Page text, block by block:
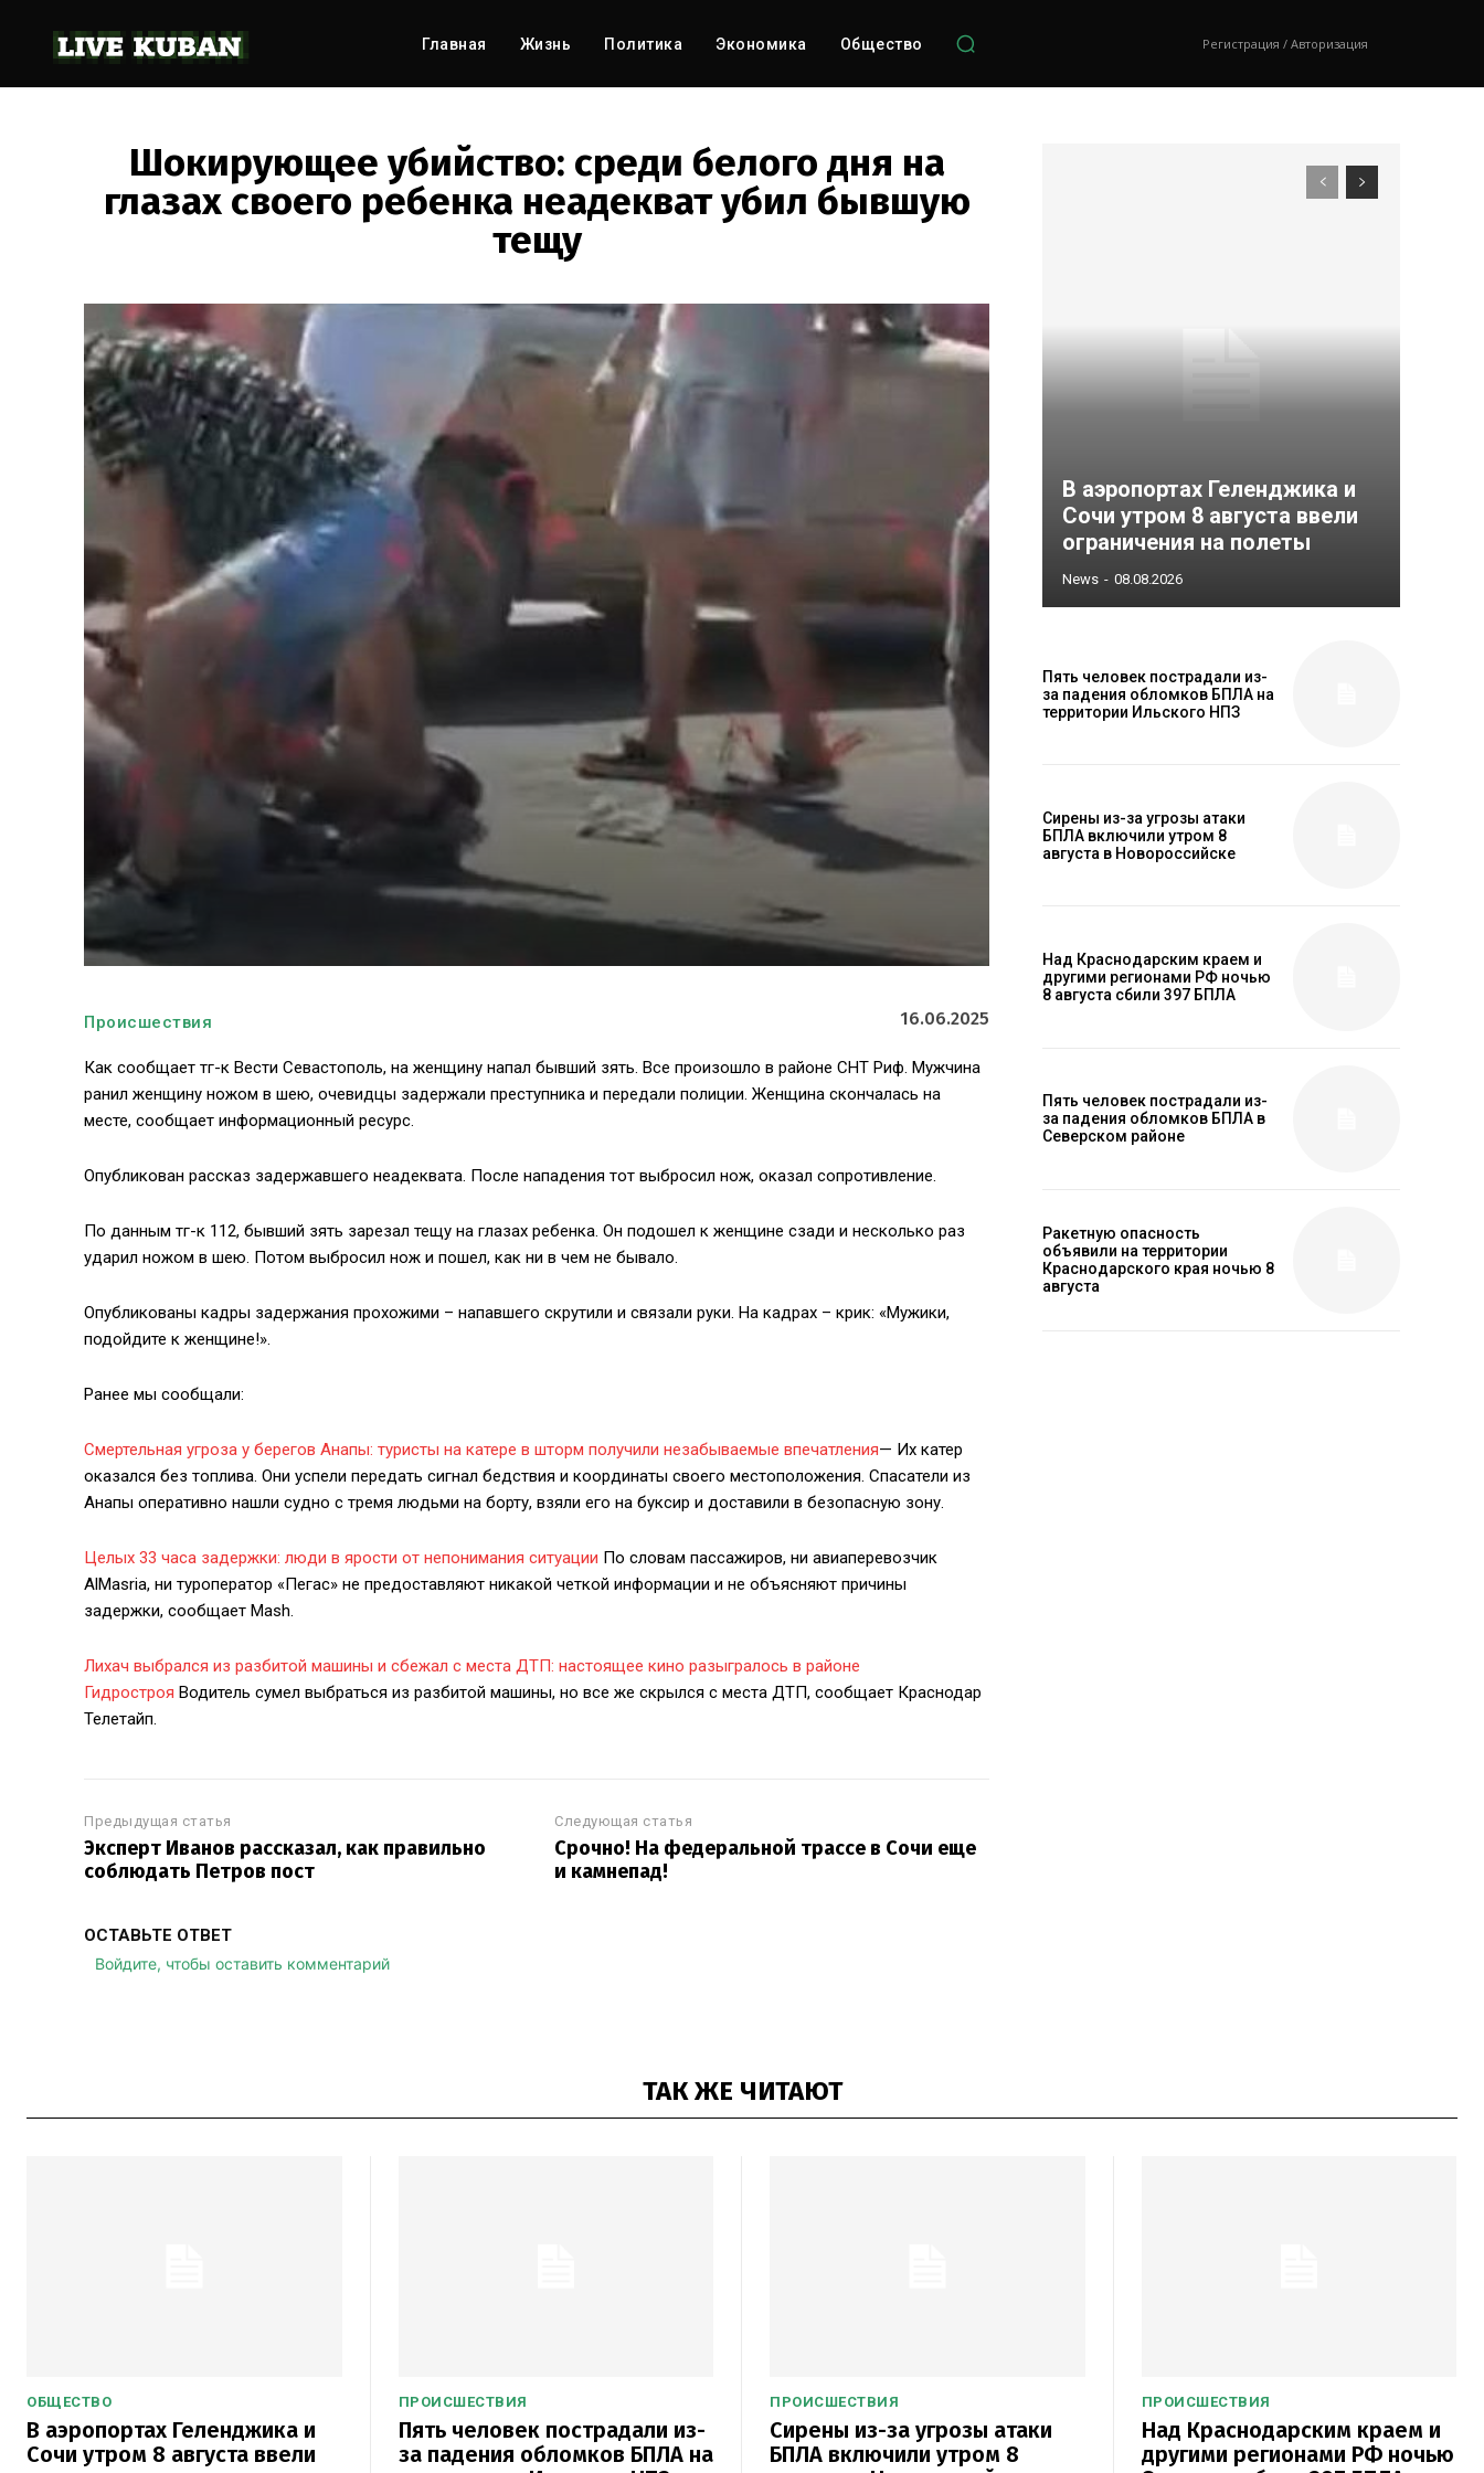
Главная Жизнь Политика Экономика Общество Регистрация / Авторизация
Шокирующее убийство: среди белого дня на
глазах своего ребенка неадекват убил бывшую
тещу
Происшествия 16.06.2025
Как сообщает тг-к Вести Севастополь, на женщину напал бывший зять. Все произошло в районе СНТ Риф. Мужчина
ранил женщину ножом в шею, очевидцы задержали преступника и передали полиции. Женщина скончалась на
месте, сообщает информационный ресурс.
Опубликован рассказ задержавшего неадеквата. После нападения тот выбросил нож, оказал сопротивление.
По данным тг-к 112, бывший зять зарезал тещу на глазах ребенка. Он подошел к женщине сзади и несколько раз
ударил ножом в шею. Потом выбросил нож и пошел, как ни в чем не бывало.
Опубликованы кадры задержания прохожими – напавшего скрутили и связали руки. На кадрах – крик: «Мужики,
подойдите к женщине!».
Ранее мы сообщали:
Смертельная угроза у берегов Анапы: туристы на катере в шторм получили незабываемые впечатления— Их катер
оказался без топлива. Они успели передать сигнал бедствия и координаты своего местоположения. Спасатели из
Анапы оперативно нашли судно с тремя людьми на борту, взяли его на буксир и доставили в безопасную зону.
Целых 33 часа задержки: люди в ярости от непонимания ситуации По словам пассажиров, ни авиаперевозчик
AlMasria, ни туроператор «Пегас» не предоставляют никакой четкой информации и не объясняют причины
задержки, сообщает Mash.
Лихач выбрался из разбитой машины и сбежал с места ДТП: настоящее кино разыгралось в районе
Гидростроя Водитель сумел выбраться из разбитой машины, но все же скрылся с места ДТП, сообщает Краснодар
Телетайп.
Предыдущая статья
Эксперт Иванов рассказал, как правильно
соблюдать Петров пост
Следующая статья
Срочно! На федеральной трассе в Сочи еще
и камнепад!
ОСТАВЬТЕ ОТВЕТ
Войдите, чтобы оставить комментарий
В аэропортах Геленджика и
Сочи утром 8 августа ввели
ограничения на полеты
News - 08.08.2026
Пять человек пострадали из-
за падения обломков БПЛА на
территории Ильского НПЗ
Сирены из-за угрозы атаки
БПЛА включили утром 8
августа в Новороссийске
Над Краснодарским краем и
другими регионами РФ ночью
8 августа сбили 397 БПЛА
Пять человек пострадали из-
за падения обломков БПЛА в
Северском районе
Ракетную опасность
объявили на территории
Краснодарского края ночью 8
августа
ТАК ЖЕ ЧИТАЮТ
ОБЩЕСТВО
В аэропортах Геленджика и
Сочи утром 8 августа ввели
ПРОИСШЕСТВИЯ
Пять человек пострадали из-
за падения обломков БПЛА на
ПРОИСШЕСТВИЯ
Сирены из-за угрозы атаки
БПЛА включили утром 8
ПРОИСШЕСТВИЯ
Над Краснодарским краем и
другими регионами РФ ночью